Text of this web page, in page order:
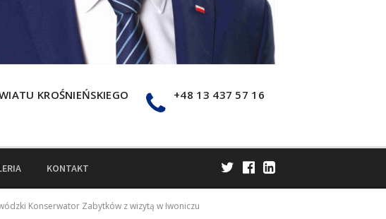
KROŚNIEŃSKIEGO +48 13 437 57 16
KONTAKT
Konserwator Zabytków z wizytą w Iwoniczu